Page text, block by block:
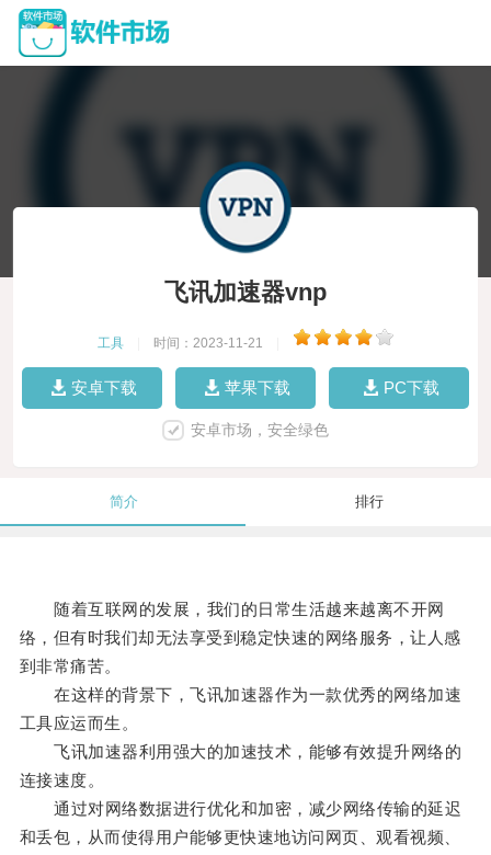
飞讯加速器vnp
工具 时间：2023-11-21
安卓下载 苹果下载 PC下载
安卓市场，安全绿色
简介 排行
随着互联网的发展，我们的日常生活越来越离不开网
络，但有时我们却无法享受到稳定快速的网络服务，让人感
到非常痛苦。
在这样的背景下，飞讯加速器作为一款优秀的网络加速
工具应运而生。
飞讯加速器利用强大的加速技术，能够有效提升网络的
连接速度。
通过对网络数据进行优化和加密，减少网络传输的延迟
和丢包，从而使得用户能够更快速地访问网页、观看视频、